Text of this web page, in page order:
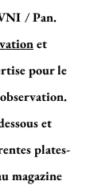
/ Pan.
et
pour le
et
plates-
magazine